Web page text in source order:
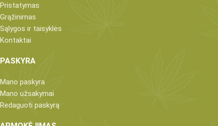
Pristatymas
Grąžinimas
Sąlygos ir taisyklės
Kontaktai
PASKYRA
Mano paskyra
Mano užsakymai
Redaguoti paskyrą